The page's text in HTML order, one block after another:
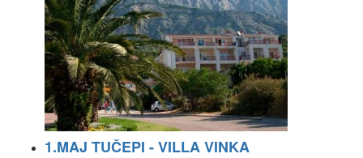
1.MAJ TUČEPI - VILLA VINKA